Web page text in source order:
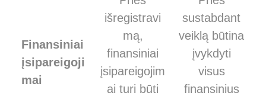
Finansiniai
įsipareigoji
mai
išregistravi
mą,
finansiniai
įsipareigojim
ai turi būti
sustabdant
veiklą būtina
įvykdyti
visus
finansinius